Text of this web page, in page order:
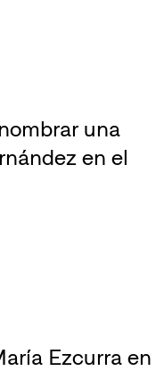
una
en el
Ezcurra en